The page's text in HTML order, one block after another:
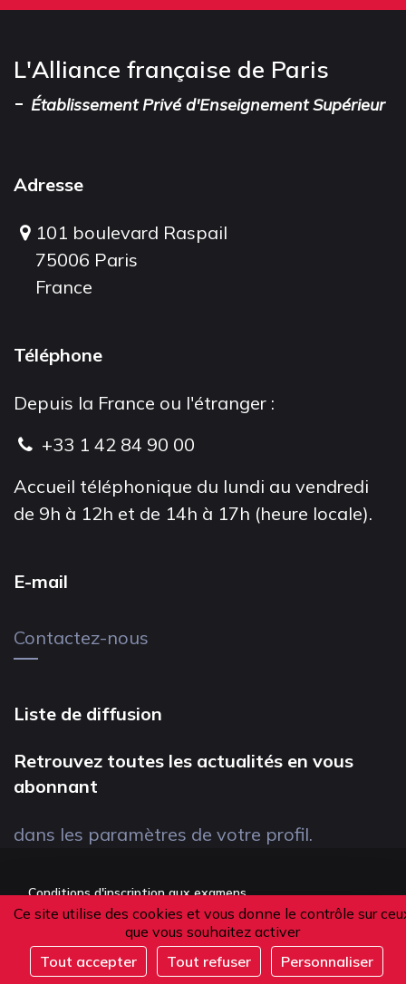
Ce site utilise des cookies et vous donne le contrôle sur
que vous souhaitez activer
Tout accepter
Tout refuser
Personnaliser
L'Alliance française de Paris
- Établissement Privé d'Enseignement Supérieur
Adresse
101 boulevard Raspail
75006 Paris
France
Téléphone
Depuis la France ou l'étranger :
+33 1 42 84 90 00
Accueil téléphonique du lundi au vendredi
de 9h à 12h et de 14h à 17h (heure locale).
E-mail
Contactez-nous
Liste de diffusion
Retrouvez toutes les actualités en vous
abonnant
dans les paramètres de votre profil.
Conditions d'inscription aux examens
Politique de confidentialité
Conditions générales de vente
Suivez-nous